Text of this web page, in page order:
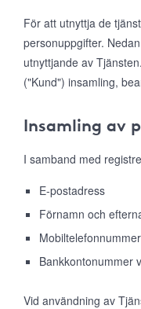
För att utnyttja de
personuppgifter.
utnyttjande av
("Kund") insamling,
Insamling av
I samband med
E-postadress
Förnamn och
Mobiltelefonnummer
Bankkontonummer
Vid användning av